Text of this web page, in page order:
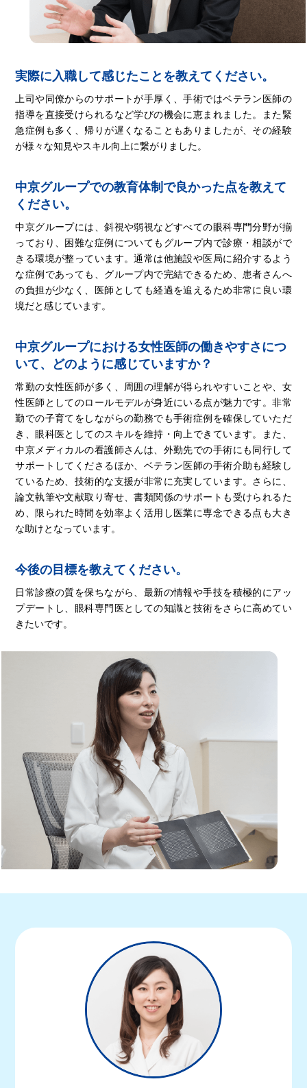
実際に入職して感じたことを教えてください。
上司や同僚からのサポートが手厚く、手術ではベテラン医師の
指導を直接受けられるなど学びの機会に恵まれました。また緊
急症例も多く、帰りが遅くなることもありましたが、その経験
が様々な知見やスキル向上に繋がりました。
中京グループでの教育体制で良かった点を教えて
ください。
中京グループには、斜視や弱視などすべての眼科専門分野が揃
っており、困難な症例についてもグループ内で診療・相談がで
きる環境が整っています。通常は他施設や医局に紹介するよう
な症例であっても、グループ内で完結できるため、患者さんへ
の負担が少なく、医師としても経過を追えるため非常に良い環
境だと感じています。
中京グループにおける女性医師の働きやすさにつ
いて、どのように感じていますか？
常勤の女性医師が多く、周囲の理解が得られやすいことや、女
性医師としてのロールモデルが身近にいる点が魅力です。非常
勤での子育てをしながらの勤務でも手術症例を確保していただ
き、眼科医としてのスキルを維持・向上できています。また、
中京メディカルの看護師さんは、外勤先での手術にも同行して
サポートしてくださるほか、ベテラン医師の手術介助も経験し
ているため、技術的な支援が非常に充実しています。さらに、
論文執筆や文献取り寄せ、書類関係のサポートも受けられるた
め、限られた時間を効率よく活用し医業に専念できる点も大き
な助けとなっています。
今後の目標を教えてください。
日常診療の質を保ちながら、最新の情報や手技を積極的にアッ
プデートし、眼科専門医としての知識と技術をさらに高めてい
きたいです。